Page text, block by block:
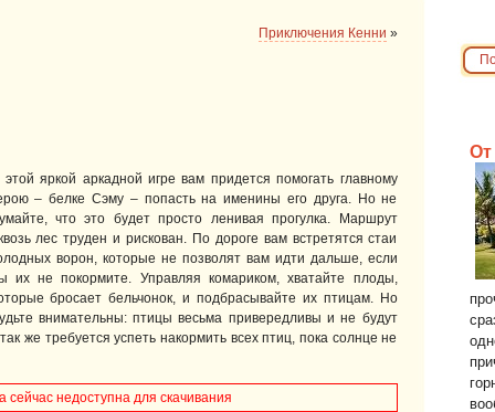
Приключения Кенни »
яркой аркадной игре вам придется помогать главному
– белке Сэму – попасть на именины его друга. Но не
что это будет просто ленивая прогулка. Маршрут
лес труден и рискован. По дороге вам встретятся стаи
ворон, которые не позволят вам идти дальше, если
их не покормите. Управляя комариком, хватайте плоды,
бросает бельчонок, и подбрасывайте их птицам. Но
внимательны: птицы весьма привередливы и не будут
же требуется успеть накормить всех птиц, пока солнце не
сейчас недоступна для скачивания
От